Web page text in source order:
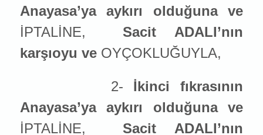
Anayasa’ya aykırı olduğuna ve
İPTALİNE,
Sacit ADALI’nın
karşıoyu ve OYÇOKLUĞUYLA,
2- İkinci fıkrasının
Anayasa’ya aykırı olduğuna ve
İPTALİNE,
Sacit ADALI’nın